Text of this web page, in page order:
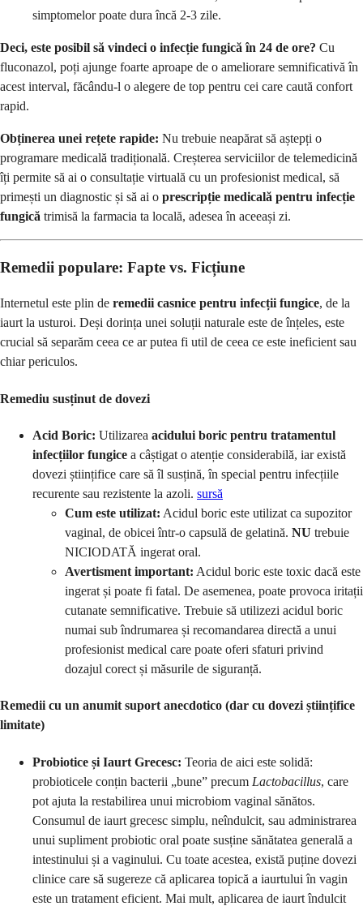
simptomelor poate dura încă 2-3 zile.
Deci, este posibil să vindeci o infecție fungică în 24 de ore? Cu
fluconazol, poți ajunge foarte aproape de o ameliorare semnificativă în
acest interval, făcându-l o alegere de top pentru cei care caută confort
rapid.
Obținerea unei rețete rapide: Nu trebuie neapărat să aștepți o
programare medicală tradițională. Creșterea serviciilor de telemedicină
îți permite să ai o consultație virtuală cu un profesionist medical, să
primești un diagnostic și să ai o prescripție medicală pentru infecție
fungică trimisă la farmacia ta locală, adesea în aceeași zi.
Remedii populare: Fapte vs. Ficțiune
Internetul este plin de remedii casnice pentru infecții fungice, de la
iaurt la usturoi. Deși dorința unei soluții naturale este de înțeles, este
crucial să separăm ceea ce ar putea fi util de ceea ce este ineficient sau
chiar periculos.
Remediu susținut de dovezi
Acid Boric: Utilizarea acidului boric pentru tratamentul
infecțiilor fungice a câștigat o atenție considerabilă, iar există
dovezi științifice care să îl susțină, în special pentru infecțiile
recurente sau rezistente la azoli. sursă
Cum este utilizat: Acidul boric este utilizat ca supozitor
vaginal, de obicei într-o capsulă de gelatină. NU trebuie
NICIODATĂ ingerat oral.
Avertisment important: Acidul boric este toxic dacă este
ingerat și poate fi fatal. De asemenea, poate provoca iritații
cutanate semnificative. Trebuie să utilizezi acidul boric
numai sub îndrumarea și recomandarea directă a unui
profesionist medical care poate oferi sfaturi privind
dozajul corect și măsurile de siguranță.
Remedii cu un anumit suport anecdotico (dar cu dovezi științifice
limitate)
Probiotice și Iaurt Grecesc: Teoria de aici este solidă:
probioticele conțin bacterii „bune” precum Lactobacillus, care
pot ajuta la restabilirea unui microbiom vaginal sănătos.
Consumul de iaurt grecesc simplu, neîndulcit, sau administrarea
unui supliment probiotic oral poate susține sănătatea generală a
intestinului și a vaginului. Cu toate acestea, există puține dovezi
clinice care să sugereze că aplicarea topică a iaurtului în vagin
este un tratament eficient. Mai mult, aplicarea de iaurt îndulcit